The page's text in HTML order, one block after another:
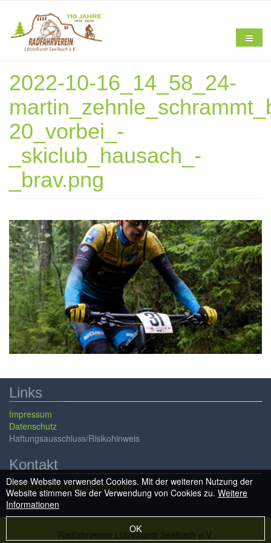
Verein
Aktuelles
Freizeitsport & Touren
Info Links
2022-10-16_14_58_24-
20_vorbei_-
_skiclub_hausach_-
_brav.png
Links
Impressum
Datenschutz
Haftungsausschluss/Risikohinweis
Kontakt
info@radfahrverein-seelbach.de
Radfahrverein Lützelhardt Seelbach e.V.
Diese Website verwendet Cookies. Mit der weiteren Nutzung der
Website stimmen Sie der Verwendung von Cookies zu. Weitere
Informationen
OK